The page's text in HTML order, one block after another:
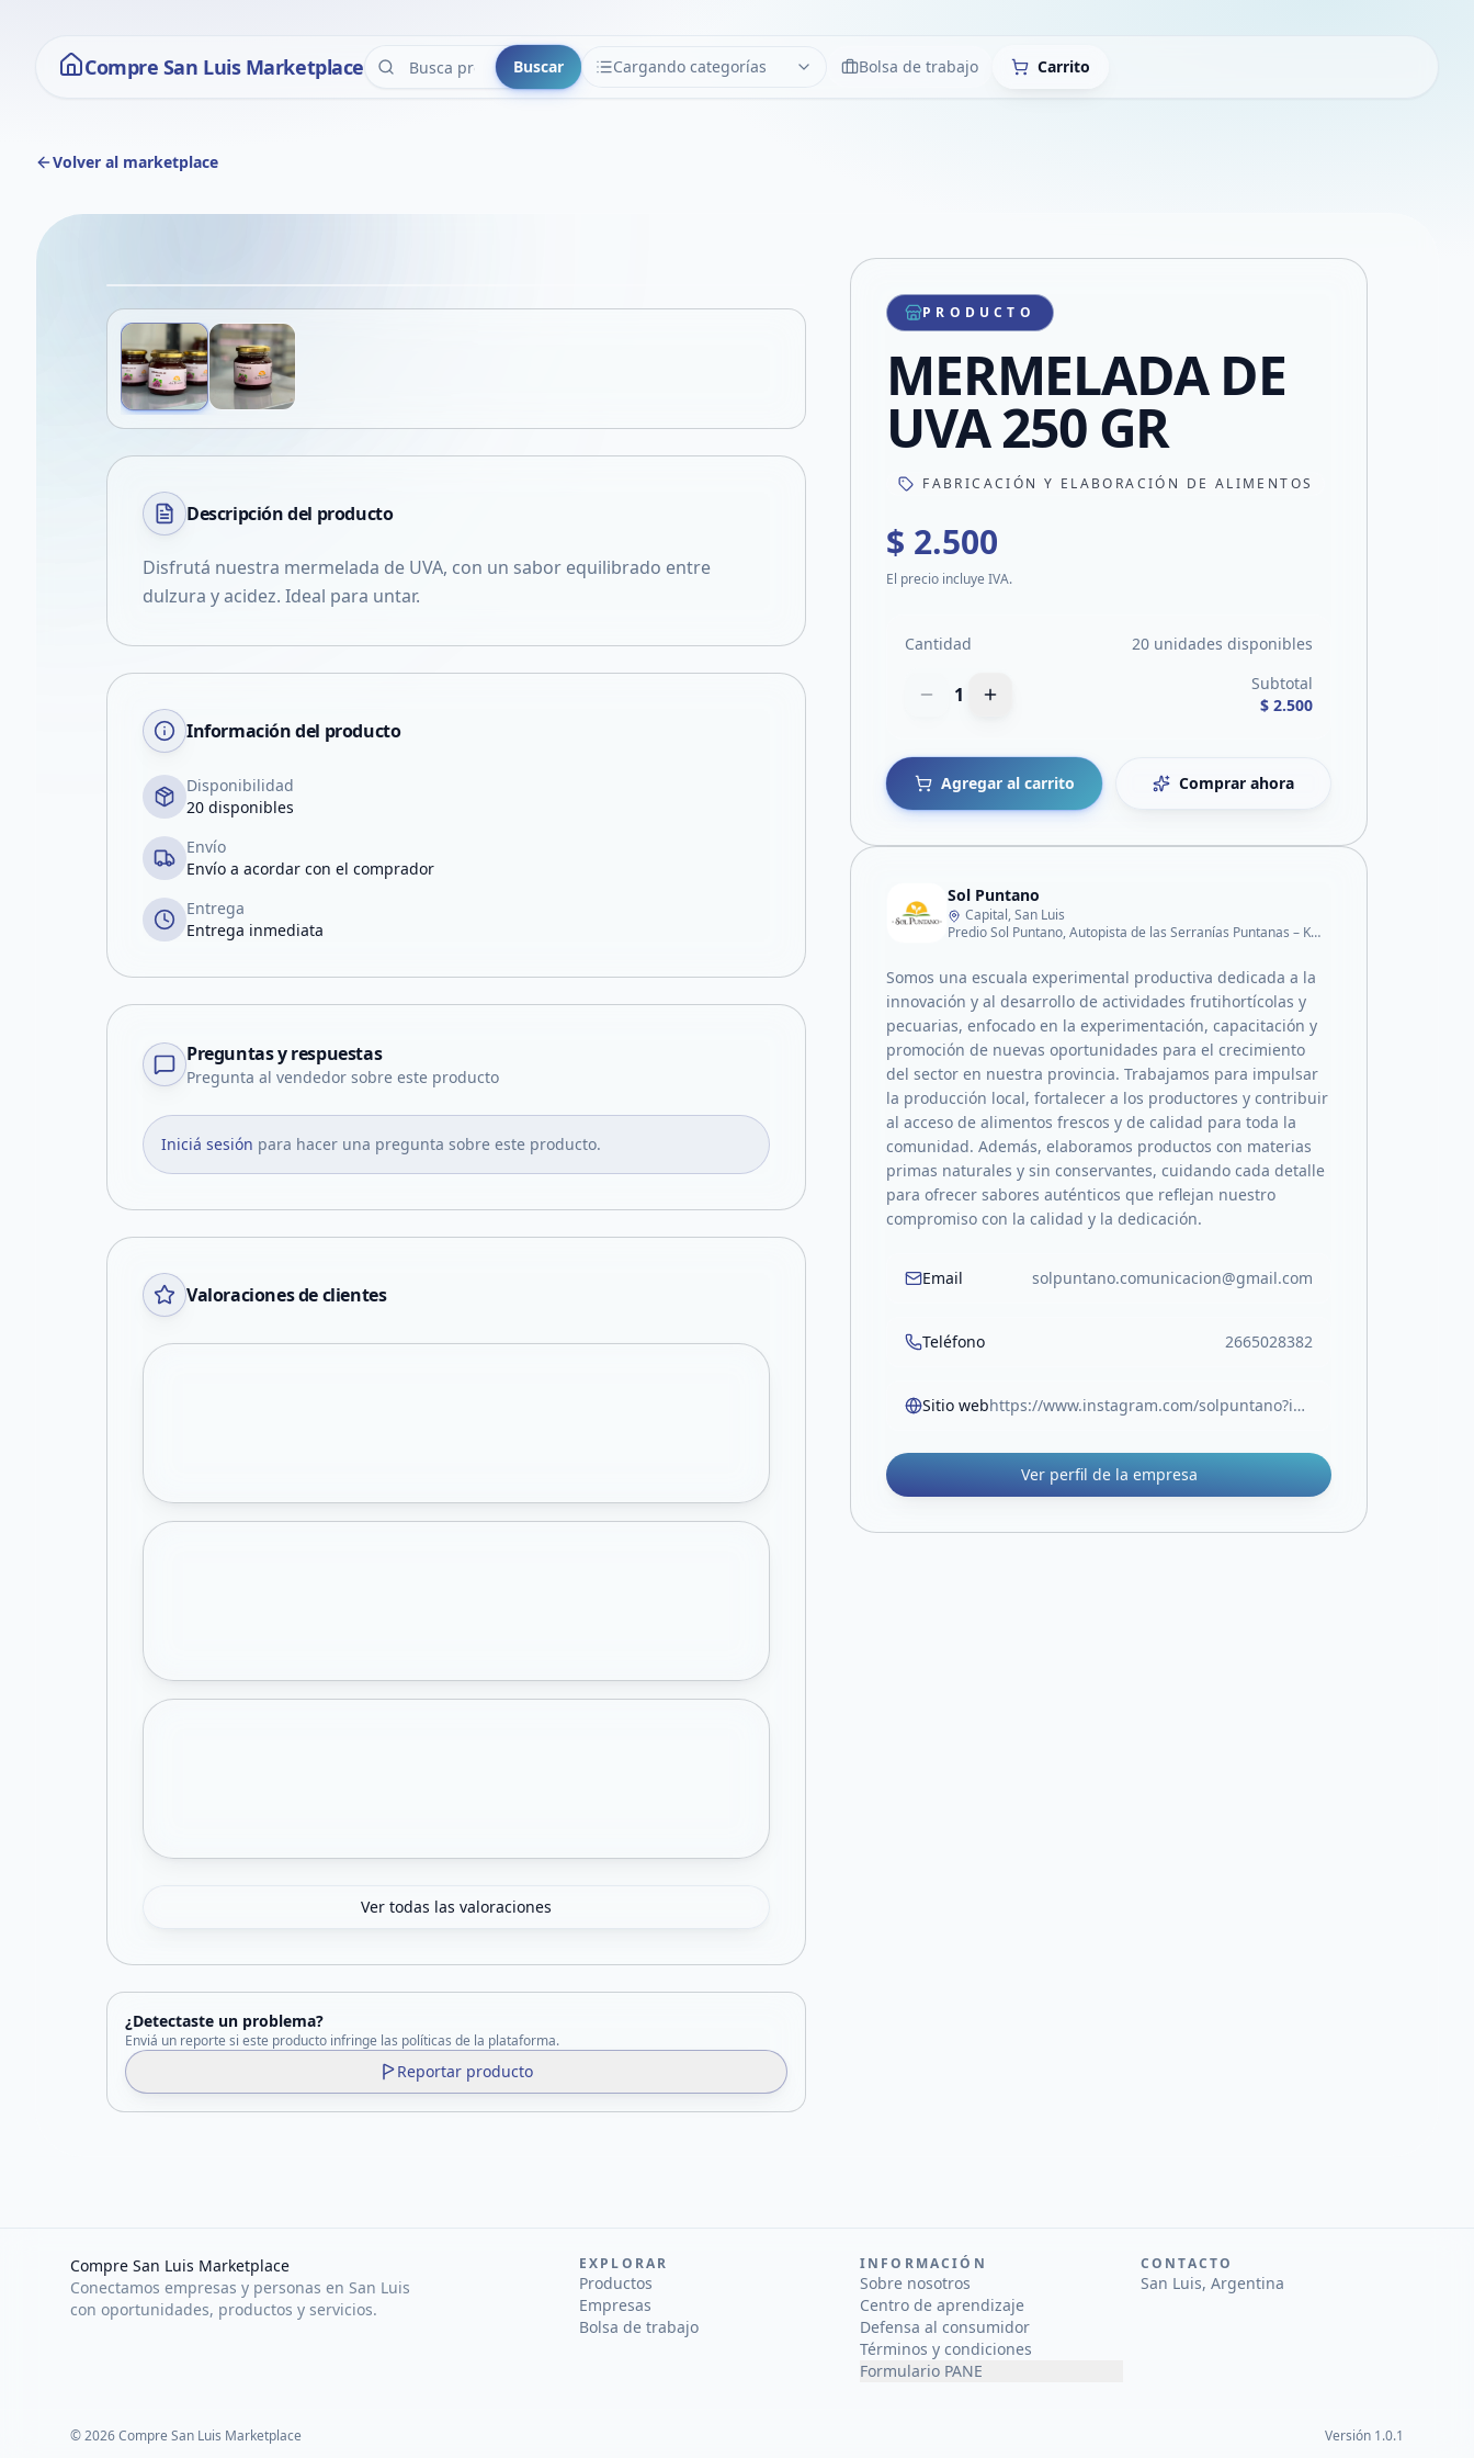
Compre San Luis Marketplace Buscar Cargando categorías
CATEGORÍAS LimpiarBolsa de trabajo Carrito
Volver al marketplace
Compartir producto
Compartir por WhatsApp
Compartir por mail
Compartir en Facebook
Compartir en X
Descripción del producto
Disfrutá nuestra mermelada de UVA, con un sabor equilibrado entre
dulzura y acidez. Ideal para untar.
Información del producto
Disponibilidad
20 disponibles
Envío
Envío a acordar con el comprador
Entrega
Entrega inmediata
Preguntas y respuestas
Pregunta al vendedor sobre este producto
Iniciá sesión para hacer una pregunta sobre este producto.
Valoraciones de clientes
Ver todas las valoraciones
¿Detectaste un problema?
Enviá un reporte si este producto infringe las políticas de la plataforma.
Reportar producto
PRODUCTO
MERMELADA DE
UVA 250 GR
FABRICACIÓN Y ELABORACIÓN DE ALIMENTOS
$ 2.500
El precio incluye IVA.
Cantidad 20 unidades disponibles
1
Subtotal
$ 2.500
Agregar al carrito Comprar ahora
Sol Puntano
Capital, San Luis
Predio Sol Puntano, Autopista de las Serranías Puntanas – Km 797,3.
Somos una escuala experimental productiva dedicada a la
innovación y al desarrollo de actividades frutihortícolas y
pecuarias, enfocado en la experimentación, capacitación y
promoción de nuevas oportunidades para el crecimiento
del sector en nuestra provincia. Trabajamos para impulsar
la producción local, fortalecer a los productores y contribuir
al acceso de alimentos frescos y de calidad para toda la
comunidad. Además, elaboramos productos con materias
primas naturales y sin conservantes, cuidando cada detalle
para ofrecer sabores auténticos que reflejan nuestro
compromiso con la calidad y la dedicación.
Email solpuntano.comunicacion@gmail.com
Teléfono 2665028382
Sitio web https://www.instagram.com/solpuntano?igsh=YmRscmxpandlcTRm
Ver perfil de la empresa
Compre San Luis Marketplace
Conectamos empresas y personas en San Luis
con oportunidades, productos y servicios.
EXPLORAR
Productos
Empresas
Bolsa de trabajo
INFORMACIÓN
Sobre nosotros
Centro de aprendizaje
Defensa al consumidor
Términos y condiciones
Formulario PANE
CONTACTO
San Luis, Argentina
©2026Compre San Luis Marketplace Versión 1.0.1